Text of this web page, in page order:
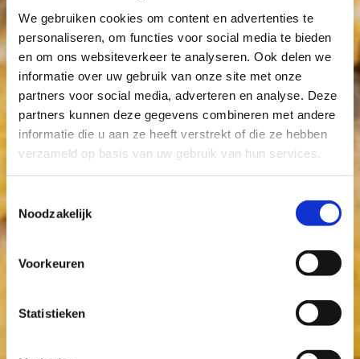
We gebruiken cookies om content en advertenties te
personaliseren, om functies voor social media te bieden
en om ons websiteverkeer te analyseren. Ook delen we
informatie over uw gebruik van onze site met onze
partners voor social media, adverteren en analyse. Deze
partners kunnen deze gegevens combineren met andere
informatie die u aan ze heeft verstrekt of die ze hebben
verzameld op basis van uw gebruik van hun services.
Toestemmingsselectie
Noodzakelijk
Voorkeuren
Statistieken